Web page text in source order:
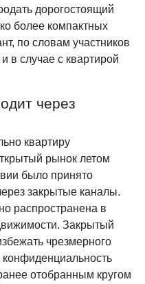
дорогостоящий
более компактных
по словам участников
в случае с квартирой
через
квартиру
рынок летом
было принято
закрытые каналы.
распространена в
Закрытый
чрезмерного
отобранным кругом